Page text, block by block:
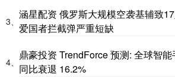
3、
涵星配资 俄罗斯大规模空袭基辅致
爱国者拦截弹严重短缺
4、
鼎豪投资 TrendForce 预测: 全球智
同比衰退 16.2%